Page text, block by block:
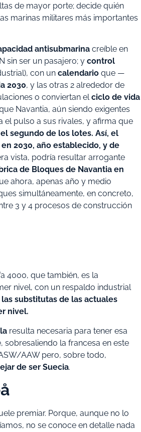
de mayor porte; decide quién
marinas militares más importantes
antisubmarina creíble en
sin ser un pasajero; y control
con un calendario que —
2030, y las otras 2 alrededor de
o conviertan elciclo de vida
Navantia, aún siendo exigentes
pulso a sus rivales, y afirma que
segundo de los lotes. Así, el
2030, año establecido, y de
vista, podría resultar arrogante
de Bloques de Navantia en
ahora, apenas año y medio
simultáneamente, en concreto,
3 y 4 procesos de construcción
4000, que también, es la
nivel, con un respaldo industrial
substitutas de las actuales
nivel.
resulta necesaria para tener esa
sobresaliendo la francesa en este
AAW pero, sobre todo,
de ser Suecia.
premiar. Porque, aunque no lo
no se conoce en detalle nada